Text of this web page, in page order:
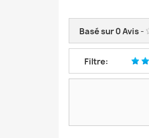
Basé sur0Avis-
Filtre: